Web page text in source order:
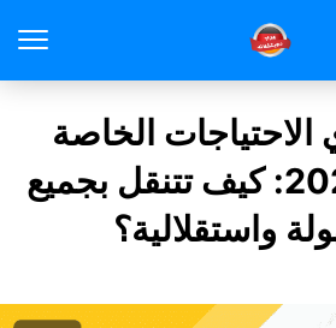
الخاصة
في ألمانيا 2026: كيف تتنقل بجميع
واستقلالية؟